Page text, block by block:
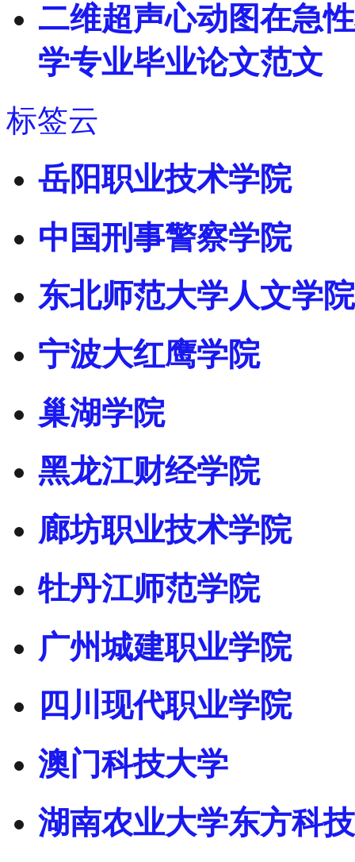
二维超声心动图在急
学专业毕业论文范文
标签云
岳阳职业技术学院
中国刑事警察学院
东北师范大学人文学院
宁波大红鹰学院
巢湖学院
黑龙江财经学院
廊坊职业技术学院
牡丹江师范学院
广州城建职业学院
四川现代职业学院
澳门科技大学
湖南农业大学东方科